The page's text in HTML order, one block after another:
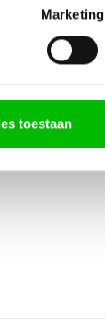
Marketing
toestaan